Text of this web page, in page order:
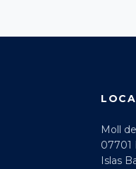
Moll
07701
Islas